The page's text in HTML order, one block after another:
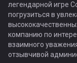
легендарной игре
погрузиться в
компанию по
взаимного
отзывчивой